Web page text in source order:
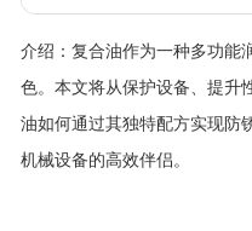
介绍： 复合油作为一种多功能
色。本文将从保护设备、提升
油如何通过其独特配方实现防
机械设备的高效伴侣。